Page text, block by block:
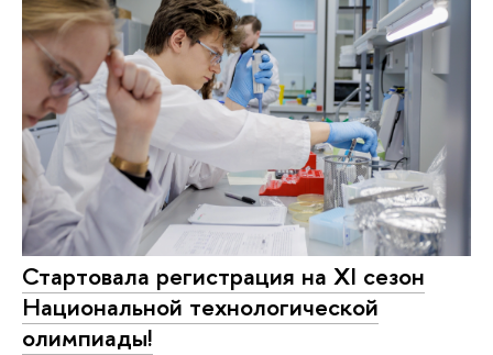
Стартовала регистрация на XI сезон
Национальной технологической
олимпиады!